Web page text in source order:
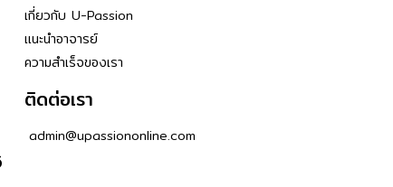
เกี่ยวกับ U-Passion
แนะนำอาจารย์
ความสำเร็จของเรา
ติดต่อเรา
admin@upassiononline.com